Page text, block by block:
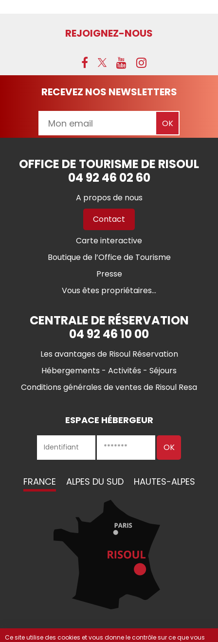
REJOIGNEZ-NOUS
RECEVEZ NOS NEWSLETTERS
OFFICE DE TOURISME DE RISOUL
04 92 46 02 60
A propos de nous
Contact
Carte interactive
Boutique de l’Office de Tourisme
Presse
Vous êtes propriétaires...
CENTRALE DE RÉSERVATION
04 92 46 10 00
Les avantages de Risoul Réservation
Hébergements - Activités - Séjours
Conditions générales de ventes de Risoul Resa
ESPACE HÉBERGEUR
FRANCE ALPES DU SUD HAUTES-ALPES
Ce site utilise des cookies et vous donne le contrôle sur ce que vous